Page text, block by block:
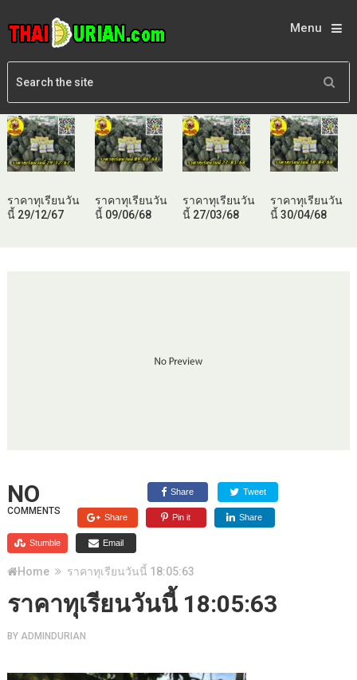
Menu
ราคาทุเรียนวัน
นี้ 29/12/67
ราคาทุเรียนวัน
นี้ 09/06/68
ราคาทุเรียนวัน
นี้ 27/03/68
ราคาทุเรียนวัน
นี้ 30/04/68
NO
COMMENTS
Share Tweet
Share Pin it Share
Stumble Email
Home ราคาทุเรียนวันนี้ 18:05:63
ราคาทุเรียนวันนี้ 18:05:63
BY ADMINDURIAN